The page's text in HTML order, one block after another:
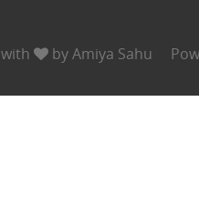
with byAmiya Sahu